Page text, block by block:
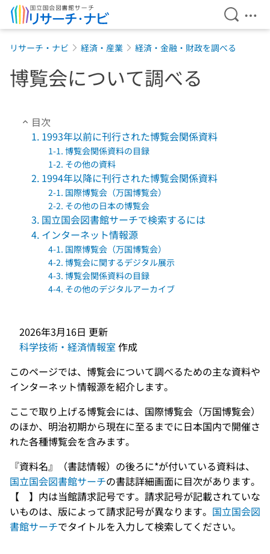
検索を
メ
リサーチ・ナビ 経済・産業 経済・金融・財政を調べる
博覧会について調べる
目次
1. 1993年以前に刊行された博覧会関係資料
1-1. 博覧会関係資料の目録
1-2. その他の資料
2. 1994年以降に刊行された博覧会関係資料
2-1. 国際博覧会（万国博覧会）
2-2. その他の日本の博覧会
3. 国立国会図書館サーチで検索するには
4. インターネット情報源
4-1. 国際博覧会（万国博覧会）
4-2. 博覧会に関するデジタル展示
4-3. 博覧会関係資料の目録
4-4. その他のデジタルアーカイブ
2026年3月16日 更新
科学技術・経済情報室 作成
このページでは、博覧会について調べるための主な資料や
インターネット情報源を紹介します。
ここで取り上げる博覧会には、国際博覧会（万国博覧会）
のほか、明治初期から現在に至るまでに日本国内で開催さ
れた各種博覧会を含みます。
『資料名』（書誌情報）の後ろに*が付いている資料は、
国立国会図書館サーチの書誌詳細画面に目次があります。
【 】内は当館請求記号です。請求記号が記載されていな
いものは、版によって請求記号が異なります。 国立国会図
書館サーチでタイトルを入力して検索してください。